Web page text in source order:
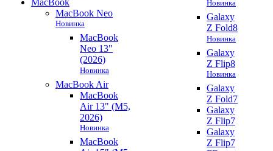
MacBook
MacBook Neo
Новинка
MacBook
Neo 13"
(2026)
Новинка
MacBook Air
MacBook
Air 13" (M5,
2026)
Новинка
MacBook
Новинка
Galaxy
Z Fold8
Новинка
Galaxy
Z Flip8
Новинка
Galaxy
Z Fold7
Galaxy
Z Flip7
Galaxy
Z Flip7